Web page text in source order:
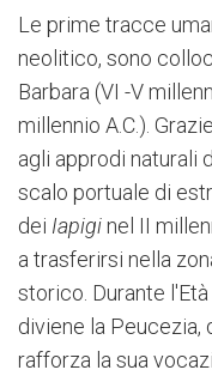
Le prime tracce
neolitico, sono
Barbara (VI -V
millennio A.C.).
agli approdi naturali
scalo portuale di
dei Iapigi nel II
a trasferirsi nella
storico. Durante
diviene la
rafforza la sua